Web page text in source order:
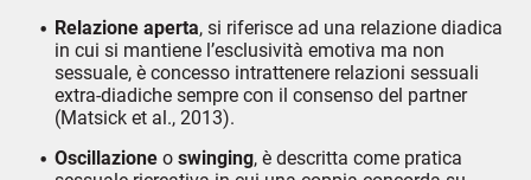
Relazione aperta, si riferisce ad una relazione diadica
in cui si mantiene l’esclusività emotiva ma non
sessuale, è concesso intrattenere relazioni sessuali
extra-diadiche sempre con il consenso del partner
(Matsick et al., 2013).
Oscillazione o swinging, è descritta come pratica